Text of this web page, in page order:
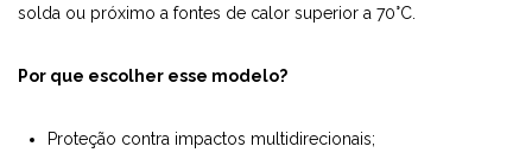
solda ou próximo a fontes de calor superior a 70°C.
Por que escolher esse modelo?
Proteção contra impactos multidirecionais;